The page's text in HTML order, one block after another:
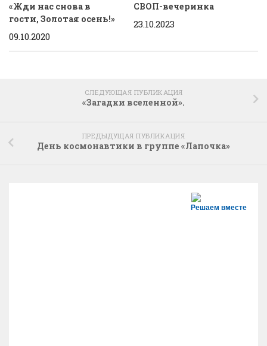
«Жди нас снова в
гости, Золотая осень!»
09.10.2020
СВОП-вечеринка
23.10.2023
СЛЕДУЮЩАЯ ПУБЛИКАЦИЯ
«Загадки вселенной».
ПРЕДЫДУЩАЯ ПУБЛИКАЦИЯ
День космонавтики в группе «Лапочка»
Решаем вместе